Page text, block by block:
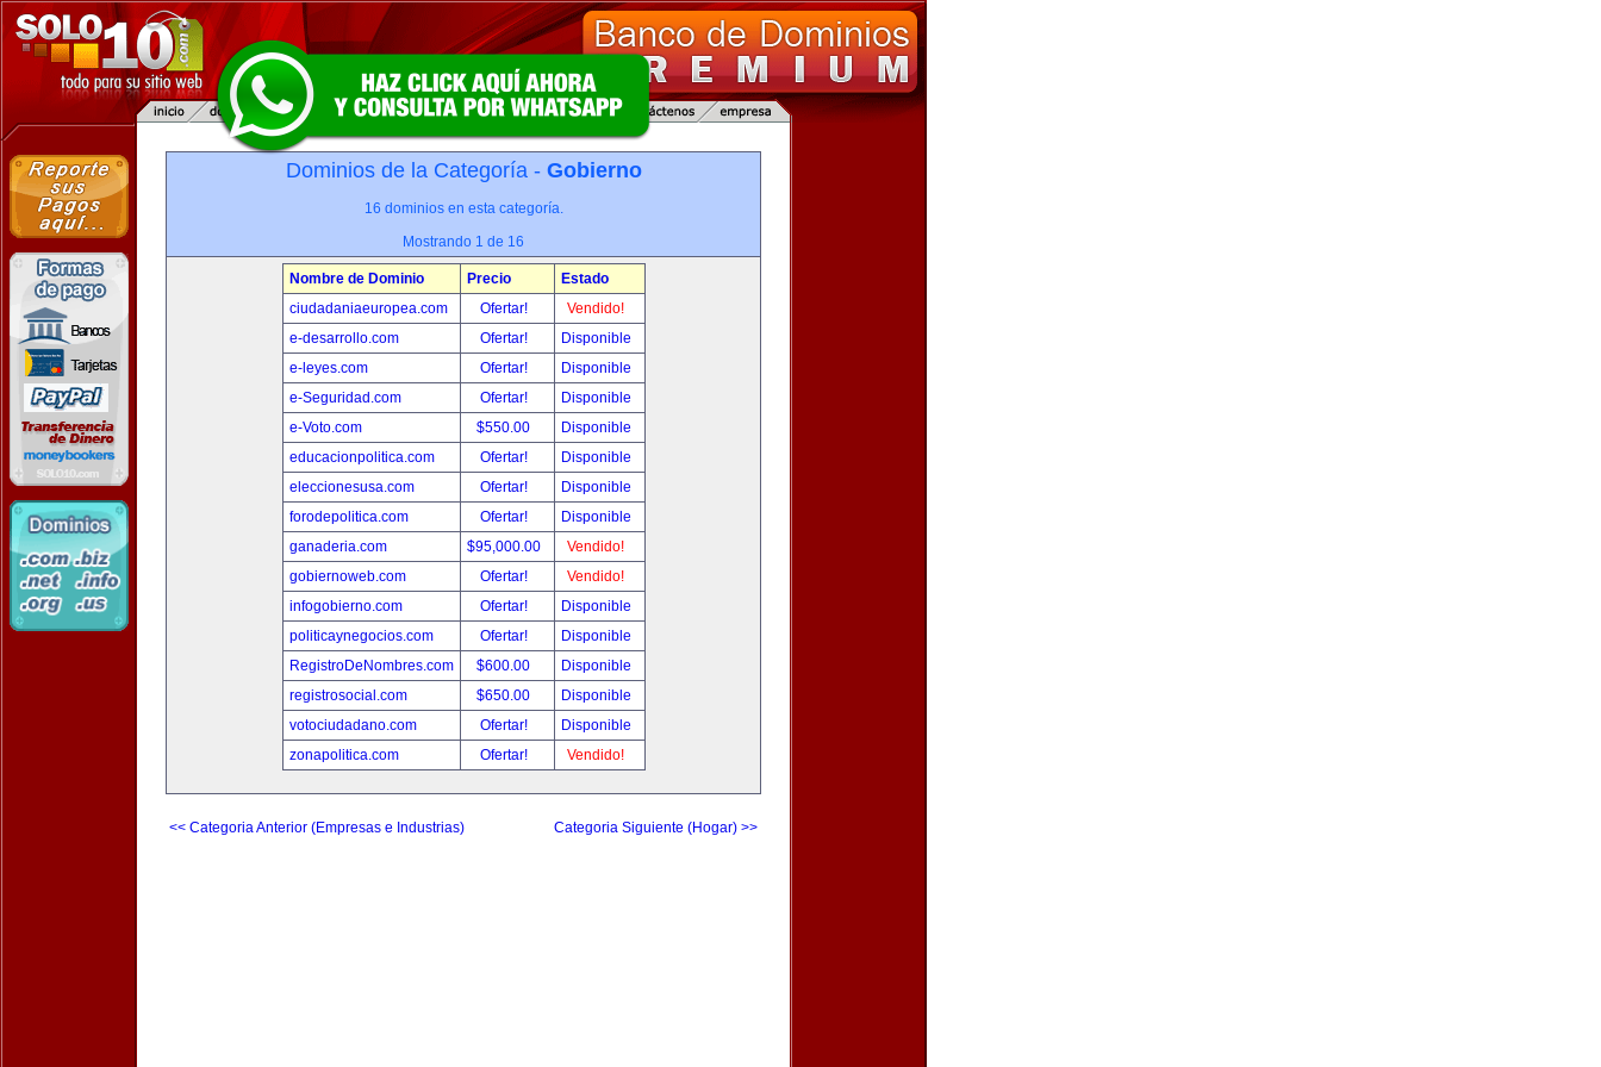
Dominios de la Categoría - Gobierno
16 dominios en esta categoría.
Mostrando 1 de 16
Nombre de Dominio Precio
Estado
ciudadaniaeuropea.com
Ofertar!
Vendido!
e-desarrollo.com
Ofertar!
Disponible
e-leyes.com
Ofertar!
Disponible
e-Seguridad.com
Ofertar!
Disponible
e-Voto.com
$550.00
Disponible
educacionpolitica.com
Ofertar!
Disponible
eleccionesusa.com
Ofertar!
Disponible
forodepolitica.com
Ofertar!
Disponible
ganaderia.com
$95,000.00
Vendido!
gobiernoweb.com
Ofertar!
Vendido!
infogobierno.com
Ofertar!
Disponible
politicaynegocios.com
Ofertar!
Disponible
RegistroDeNombres.com
$600.00
Disponible
registrosocial.com
$650.00
Disponible
votociudadano.com
Ofertar!
Disponible
zonapolitica.com
Ofertar! Vendido!
<< Categoria Anterior (Empresas e Industrias) Categoria Siguiente (Hogar) >>